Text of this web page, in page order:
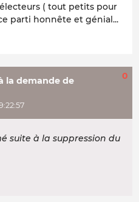
( tout petits pour
parti honnête et génial...
la demande de
0
suite à la suppression du